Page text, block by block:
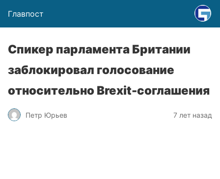
Главпост
Спикер парламента Британии
заблокировал голосование
относительно Brexit-соглашения
Петр Юрьев 7 лет назад